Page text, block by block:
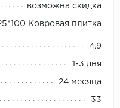
возможна скидка
Ковровая плитка
4.9
1-3 дня
24 месяца
33